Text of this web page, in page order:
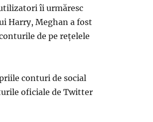
îi urmăresc
Harry, Meghan a fost
de pe reţelele
conturi de social
oficiale de Twitter